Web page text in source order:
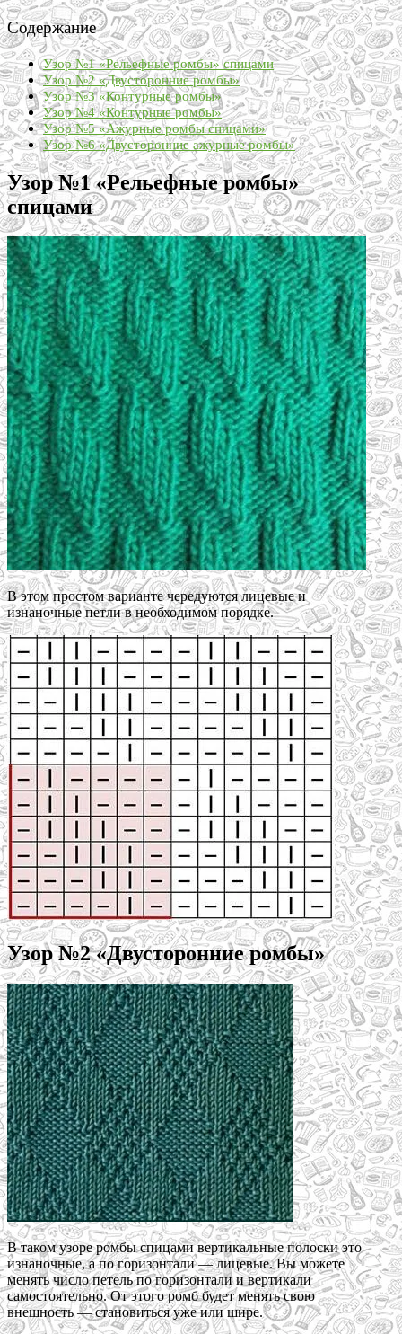
Содержание
Узор №1 «Рельефные ромбы» спицами
Узор №2 «Двусторонние ромбы»
Узор №3 «Контурные ромбы»
Узор №4 «Контурные ромбы»
Узор №5 «Ажурные ромбы спицами»
Узор №6 «Двусторонние ажурные ромбы»
Узор №1 «Рельефные ромбы»
спицами
В этом простом варианте чередуются лицевые и
изнаночные петли в необходимом порядке.
Узор №2 «Двусторонние ромбы»
В таком узоре ромбы спицами вертикальные полоски это
изнаночные, а по горизонтали — лицевые. Вы можете
менять число петель по горизонтали и вертикали
самостоятельно. От этого ромб будет менять свою
внешность — становиться уже или шире.